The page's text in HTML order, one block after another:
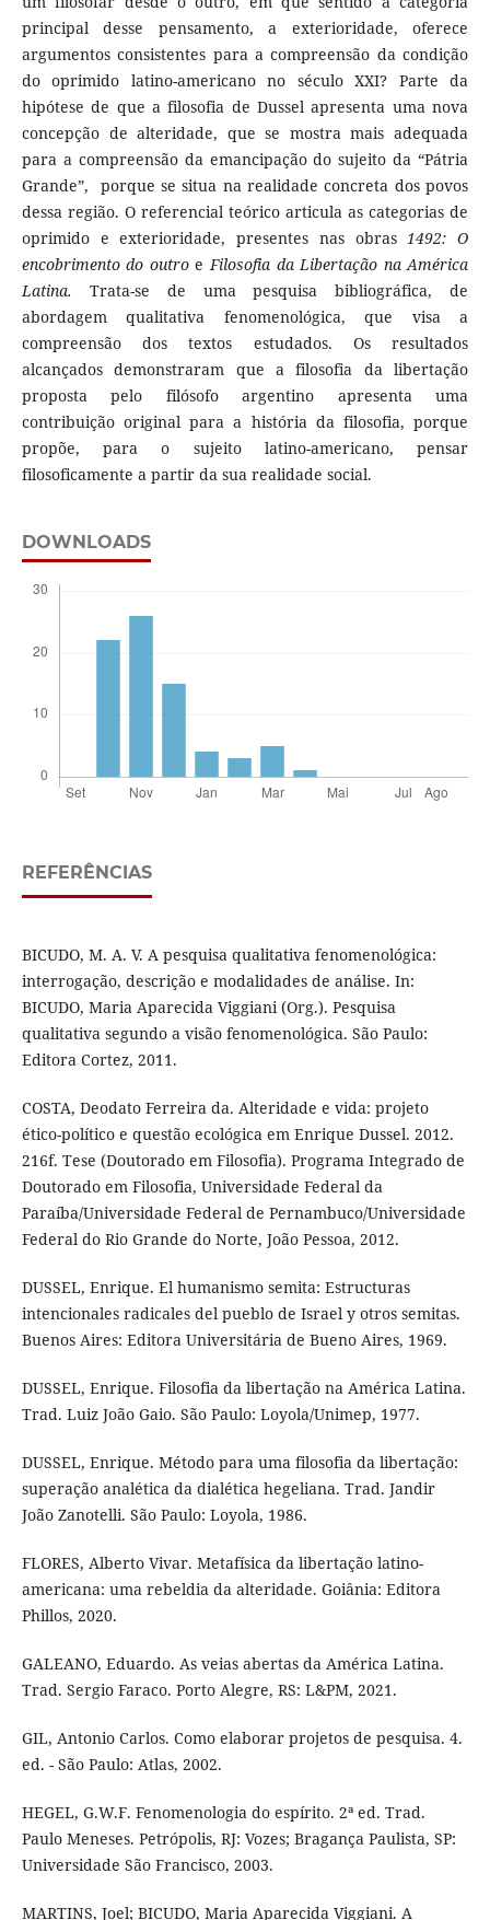
principal desse pensamento, a exterioridade, oferece
argumentos consistentes para a compreensão da condição
do oprimido latino-americano no século XXI? Parte da
hipótese de que a filosofia de Dussel apresenta uma nova
concepção de alteridade, que se mostra mais adequada
para a compreensão da emancipação do sujeito da “Pátria
Grande”, porque se situa na realidade concreta dos povos
dessa região. O referencial teórico articula as categorias de
oprimido e exterioridade, presentes nas obras1492: O
encobrimento do outroeFilosofia da Libertação na América
Latina. Trata-se de uma pesquisa bibliográfica, de
abordagem qualitativa fenomenológica, que visa a
compreensão dos textos estudados. Os resultados
alcançados demonstraram que a filosofia da libertação
proposta pelo filósofo argentino apresenta uma
contribuição original para a história da filosofia, porque
propõe, para o sujeito latino-americano, pensar
filosoficamente a partir da sua realidade social.
DOWNLOADS
REFERÊNCIAS
BICUDO, M. A. V. A pesquisa qualitativa fenomenológica:
interrogação, descrição e modalidades de análise. In:
BICUDO, Maria Aparecida Viggiani (Org.). Pesquisa
qualitativa segundo a visão fenomenológica. São Paulo:
Editora Cortez, 2011.
COSTA, Deodato Ferreira da. Alteridade e vida: projeto
ético-político e questão ecológica em Enrique Dussel. 2012.
216f. Tese (Doutorado em Filosofia). Programa Integrado de
Doutorado em Filosofia, Universidade Federal da
Paraíba/Universidade Federal de Pernambuco/Universidade
Federal do Rio Grande do Norte, João Pessoa, 2012.
DUSSEL, Enrique. El humanismo semita: Estructuras
intencionales radicales del pueblo de Israel y otros semitas.
Buenos Aires: Editora Universitária de Bueno Aires, 1969.
DUSSEL, Enrique. Filosofia da libertação na América Latina.
Trad. Luiz João Gaio. São Paulo: Loyola/Unimep, 1977.
DUSSEL, Enrique. Método para uma filosofia da libertação:
superação analética da dialética hegeliana. Trad. Jandir
João Zanotelli. São Paulo: Loyola, 1986.
FLORES, Alberto Vivar. Metafísica da libertação latino-
americana: uma rebeldia da alteridade. Goiânia: Editora
Phillos, 2020.
GALEANO, Eduardo. As veias abertas da América Latina.
Trad. Sergio Faraco. Porto Alegre, RS: L&PM, 2021.
GIL, Antonio Carlos. Como elaborar projetos de pesquisa. 4.
ed. - São Paulo: Atlas, 2002.
HEGEL, G.W.F. Fenomenologia do espírito. 2ª ed. Trad.
Paulo Meneses. Petrópolis, RJ: Vozes; Bragança Paulista, SP:
Universidade São Francisco, 2003.
MARTINS, Joel; BICUDO, Maria Aparecida Viggiani. A